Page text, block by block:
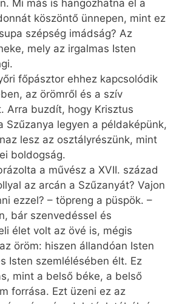
Mi más is hangozhatna el a
köszöntő ünnepen, mint ez
szépség imádság? Az
mely az irgalmas Isten
főpásztor ehhez kapcsolódik
az örömről és a szív
Arra buzdít, hogy Krisztus
Szűzanya legyen a példaképünk,
lesz az osztályrészünk, mint
boldogság.
a művész a XVII. század
az arcán a Szűzanyát? Vajon
ezzel? – töpreng a püspök. –
bár szenvedéssel és
élet volt az övé is, mégis
öröm: hiszen állandóan Isten
Isten szemlélésében élt. Ez
mint a belső béke, a belső
forrása. Ezt üzeni ez az